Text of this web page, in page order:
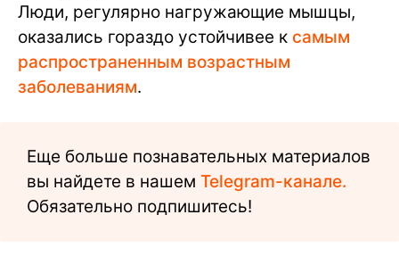
Люди, регулярно нагружающие мышцы,
оказались гораздо устойчивее к самым
распространенным возрастным
заболеваниям.
Еще больше познавательных материалов
вы найдете в нашем Telegram-канале.
Обязательно подпишитесь!